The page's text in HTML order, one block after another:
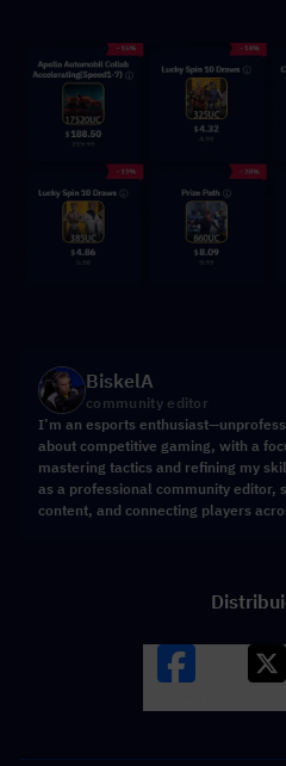
BiskelA
community editor
I’m an esports
about competitive gaming, with a
mastering tactics and refining my
as a professional community editor,
content, and connecting players